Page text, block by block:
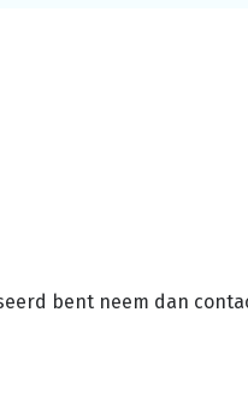
bent neem dan